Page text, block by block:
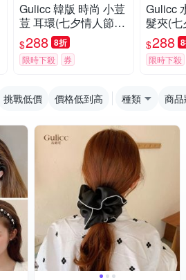
Gulicc 韓版 時尚 小荳
荳 耳環(七夕情人節
飾品 耳飾 耳針 耳釘
耳環 生日禮物 )
$288 8折
限時下殺 券
Gulicc
髮夾(七
鯊魚
物 )
$288
限時下殺
挑戰低價 價格低到高 種類 商